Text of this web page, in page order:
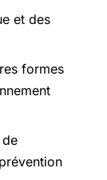
et des
formes